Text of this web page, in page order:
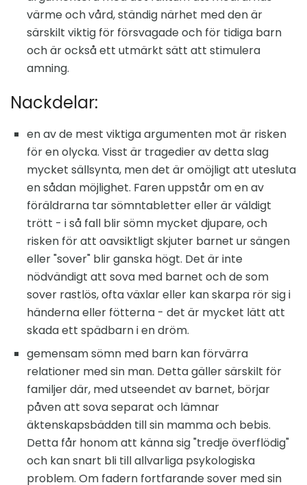
värme och vård, ständig närhet med den är
särskilt viktig för försvagade och för tidiga barn
och är också ett utmärkt sätt att stimulera
amning.
Nackdelar:
en av de mest viktiga argumenten mot är risken
för en olycka. Visst är tragedier av detta slag
mycket sällsynta, men det är omöjligt att utesluta
en sådan möjlighet. Faren uppstår om en av
föräldrarna tar sömntabletter eller är väldigt
trött - i så fall blir sömn mycket djupare, och
risken för att oavsiktligt skjuter barnet ur sängen
eller "sover" blir ganska högt. Det är inte
nödvändigt att sova med barnet och de som
sover rastlös, ofta växlar eller kan skarpa rör sig i
händerna eller fötterna - det är mycket lätt att
skada ett spädbarn i en dröm.
gemensam sömn med barn kan förvärra
relationer med sin man. Detta gäller särskilt för
familjer där, med utseendet av barnet, börjar
påven att sova separat och lämnar
äktenskapsbädden till sin mamma och bebis.
Detta får honom att känna sig "tredje överflödig"
och kan snart bli till allvarliga psykologiska
problem. Om fadern fortfarande sover med sin